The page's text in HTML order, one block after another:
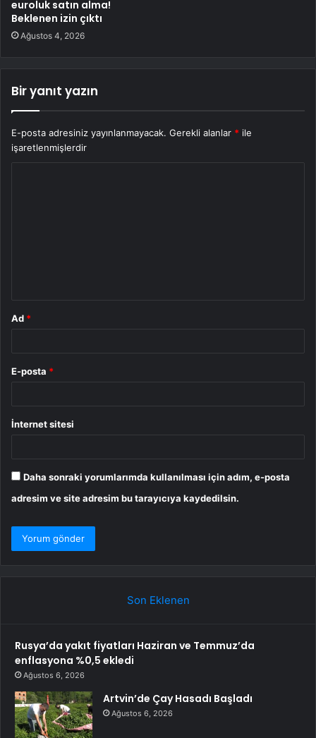
euroluk satın alma!
Beklenen izin çıktı
Ağustos 4, 2026
Bir yanıt yazın
E-posta adresiniz yayınlanmayacak. Gerekli alanlar * ile
işaretlenmişlerdir
Ad *
E-posta *
İnternet sitesi
Daha sonraki yorumlarımda kullanılması için adım, e-posta
adresim ve site adresim bu tarayıcıya kaydedilsin.
Son Eklenen
Rusya’da yakıt fiyatları Haziran ve Temmuz’da
enflasyona %0,5 ekledi
Ağustos 6, 2026
Artvin’de Çay Hasadı Başladı
Ağustos 6, 2026